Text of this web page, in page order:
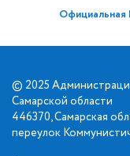
Официальная
© 2025
Самарской области
446370, Самарская
переулок